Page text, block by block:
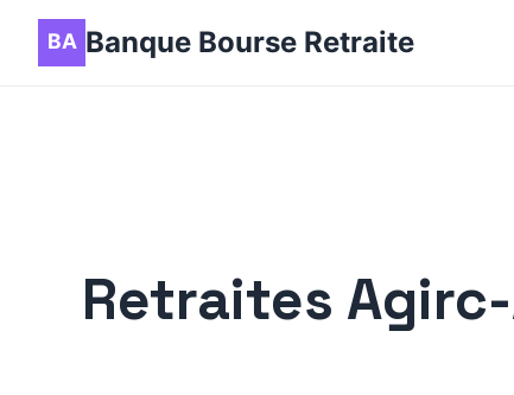
Banque Bourse Retraite
Retraites